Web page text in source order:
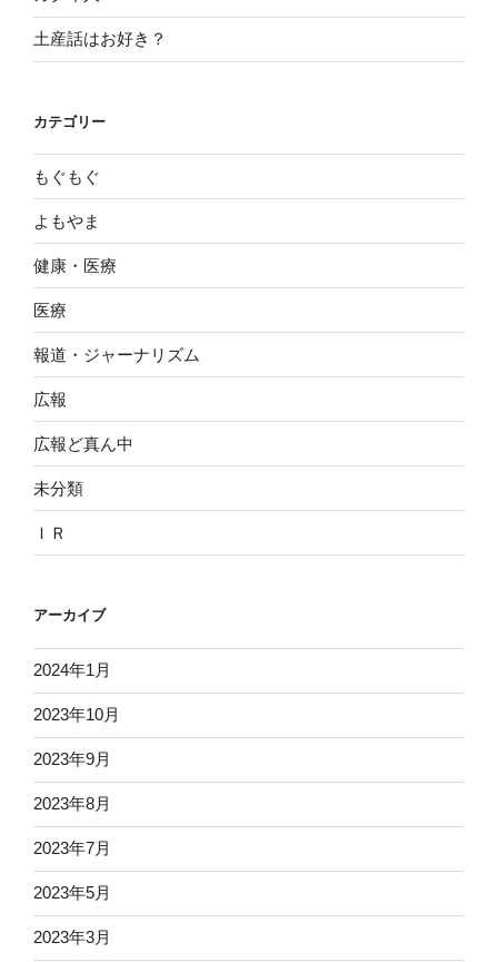
土産話はお好き？
カテゴリー
もぐもぐ
よもやま
健康・医療
医療
報道・ジャーナリズム
広報
広報ど真ん中
未分類
ＩＲ
アーカイブ
2024年1月
2023年10月
2023年9月
2023年8月
2023年7月
2023年5月
2023年3月